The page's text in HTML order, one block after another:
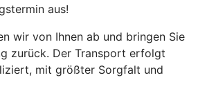
aus!
wir von Ihnen ab und bringen Sie
zurück. Der Transport erfolgt
mit größter Sorgfalt und